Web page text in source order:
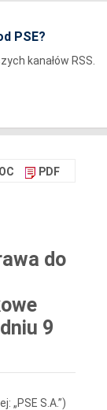
PSE?
kanałów RSS.
PDF
do
9
„PSE S.A.”)